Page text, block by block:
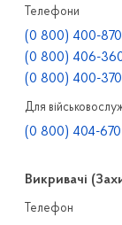
Телефони
(0 800) 400-870
(0 800) 406-
(0 800) 400-370
Для
(0 800) 404-670
Викривачі
Телефон